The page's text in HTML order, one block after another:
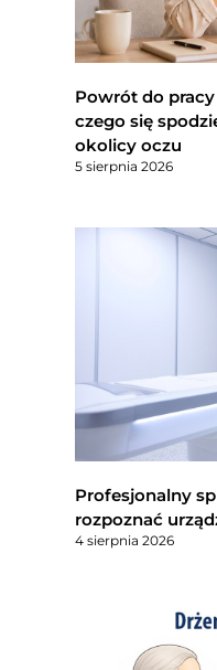
Powrót do
czego się
okolicy oczu
5 sierpnia 2026
Profesjonalny
rozpoznać
4 sierpnia 2026